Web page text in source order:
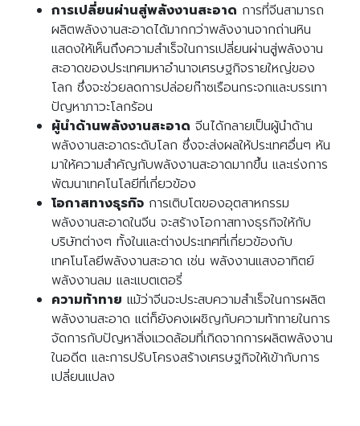
การเปลี่ยนผ่านสู่พลังงานสะอาด การที่จีนสามารถ
ผลิตพลังงานสะอาดได้มากกว่าพลังงานจากถ่านหิน
แสดงให้เห็นถึงความสำเร็จในการเปลี่ยนผ่านสู่พลังงาน
สะอาดของประเทศมหาอำนาจเศรษฐกิจรายใหญ่ของ
โลก ซึ่งจะช่วยลดการปล่อยก๊าซเรือนกระจกและบรรเทา
ปัญหาภาวะโลกร้อน
ผู้นำด้านพลังงานสะอาด จีนได้กลายเป็นผู้นำด้าน
พลังงานสะอาดระดับโลก ซึ่งจะส่งผลให้ประเทศอื่นๆ หัน
มาให้ความสำคัญกับพลังงานสะอาดมากขึ้น และเร่งการ
พัฒนาเทคโนโลยีที่เกี่ยวข้อง
โอกาสทางธุรกิจ การเติบโตของอุตสาหกรรม
พลังงานสะอาดในจีน จะสร้างโอกาสทางธุรกิจให้กับ
บริษัทต่างๆ ทั้งในและต่างประเทศที่เกี่ยวข้องกับ
เทคโนโลยีพลังงานสะอาด เช่น พลังงานแสงอาทิตย์
พลังงานลม และแบตเตอรี่
ความท้าทาย แม้ว่าจีนจะประสบความสำเร็จในการผลิต
พลังงานสะอาด แต่ก็ยังคงเผชิญกับความท้าทายในการ
จัดการกับปัญหาสิ่งแวดล้อมที่เกิดจากการผลิตพลังงาน
ในอดีต และการปรับโครงสร้างเศรษฐกิจให้เข้ากับการ
เปลี่ยนแปลง